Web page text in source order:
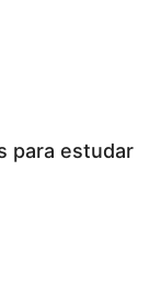
para estudar